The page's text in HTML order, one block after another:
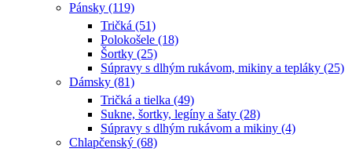
Pánsky (119)
Tričká (51)
Polokošele (18)
Šortky (25)
Súpravy s dlhým rukávom, mikiny a tepláky (25)
Dámsky (81)
Tričká a tielka (49)
Sukne, šortky, legíny a šaty (28)
Súpravy s dlhým rukávom a mikiny (4)
Chlapčenský (68)